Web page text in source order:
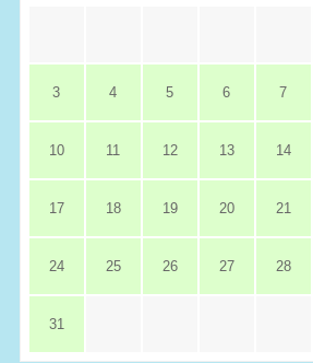
3 4 5 6 7
10 11 12 13 14
17 18 19 20 21
24 25 26 27 28
31